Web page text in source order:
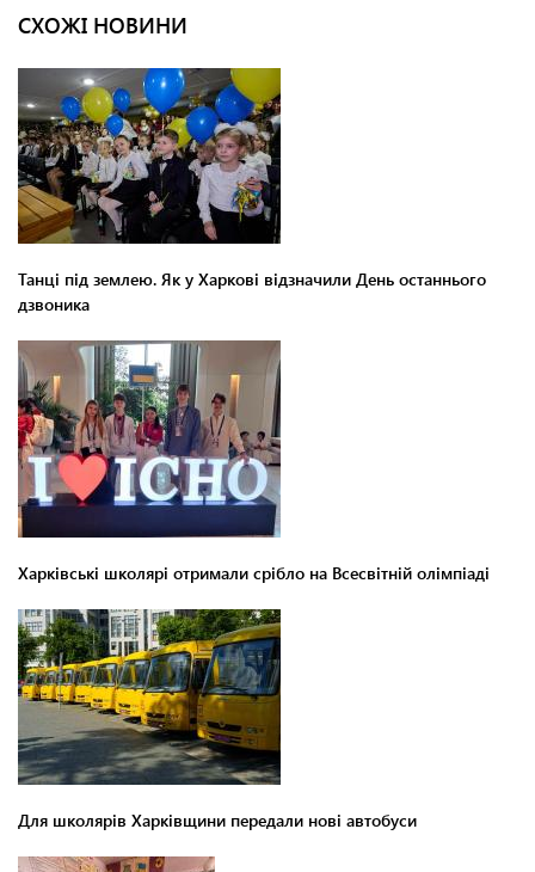
СХОЖІ НОВИНИ
Танці під землею. Як у Харкові відзначили День останнього
дзвоника
Харківські школярі отримали срібло на Всесвітній олімпіаді
Для школярів Харківщини передали нові автобуси